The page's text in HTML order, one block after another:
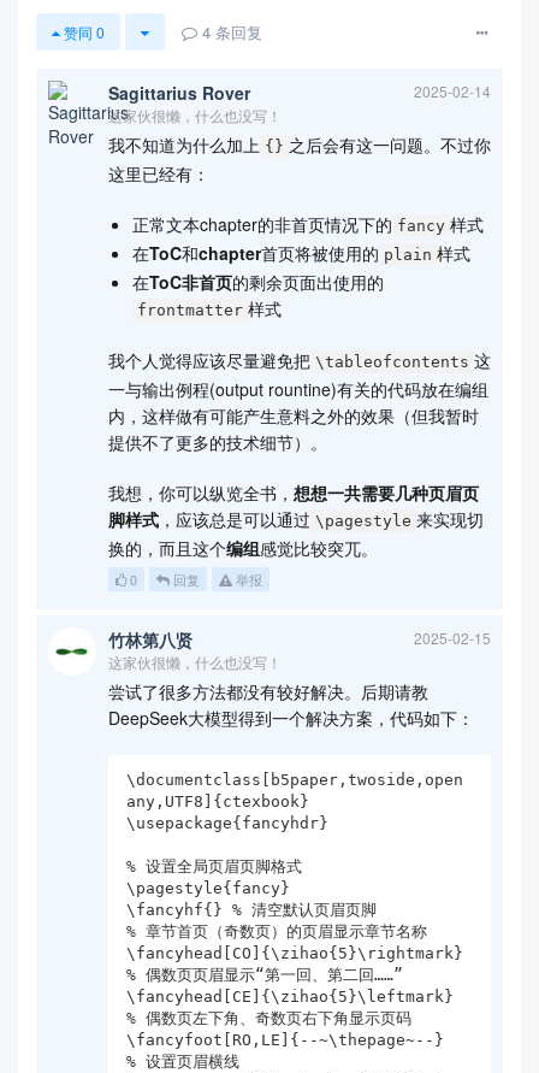
赞同 0 4 条回复
Sagittarius Rover
2025-02-14
这家伙很懒，什么也没写！
我不知道为什么加上 {} 之后会有这一问题。不过你
这里已经有：
正常文本chapter的非首页情况下的 fancy 样式
在ToC和chapter首页将被使用的 plain 样式
在ToC非首页的剩余页面出使用的
frontmatter 样式
我个人觉得应该尽量避免把 \tableofcontents 这
一与输出例程(output rountine)有关的代码放在编组
内，这样做有可能产生意料之外的效果（但我暂时
提供不了更多的技术细节）。
我想，你可以纵览全书， 想想一共需要几种页眉页
脚样式 ，应该总是可以通过 \pagestyle 来实现切
换的，而且这个编组感觉比较突兀。
0 回复 举报
竹林第八贤
2025-02-15
这家伙很懒，什么也没写！
尝试了很多方法都没有较好解决。后期请教
DeepSeek大模型得到一个解决方案，代码如下：
\documentclass[b5paper,twoside,open
any,UTF8]{ctexbook}
\usepackage{fancyhdr}
% 设置全局页眉页脚格式
\pagestyle{fancy}
\fancyhf{} % 清空默认页眉页脚
% 章节首页（奇数页）的页眉显示章节名称
\fancyhead[CO]{\zihao{5}\rightmark}
% 偶数页页眉显示“第一回、第二回……”
\fancyhead[CE]{\zihao{5}\leftmark}
% 偶数页左下角、奇数页右下角显示页码
\fancyfoot[RO,LE]{--~\thepage~--}
% 设置页眉横线